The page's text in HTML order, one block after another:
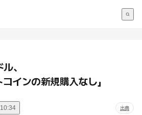
、
インの新規購入なし」
出典